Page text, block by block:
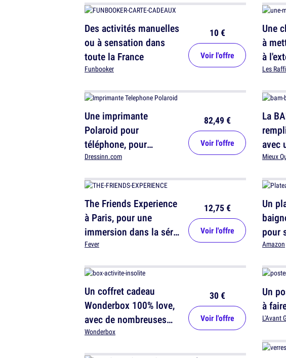
Des activités manuelles
ou à sensation dans
toute la France
Funbooker
10 €
Voir l'offre
Une imprimante
Polaroid pour
téléphone, pour
imprimer
photos
Dressinn.com
82,49 €
Voir l'offre
The Friends Experience
à Paris, pour une
immersion dans la série
culte
Fever
12,75 €
Voir l'offre
Un coffret cadeau
Wonderbox 100% love,
avec de nombreuses
activités à découvrir
Wonderbox
30 €
Voir l'offre
Une
à
à
Les
La
avec
Mieux
Un
pour
Amazon
Un
à
L'Avant